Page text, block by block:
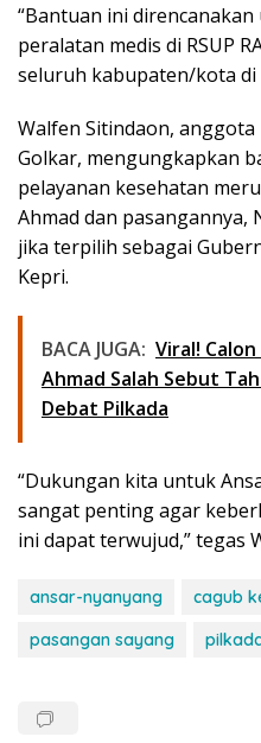
“Bantuan ini
peralatan medis di RSUP
seluruh kabupaten/kota di
Walfen Sitindaon, anggota
Golkar, mengungkapkan
pelayanan kesehatan
Ahmad dan pasangannya,
jika terpilih sebagai
Kepri.
BACA JUGA: Viral!
Ahmad Salah Sebut
Debat Pilkada
“Dukungan kita untuk
sangat penting agar
ini dapat terwujud,” tegas
ansar-nyanyang
cagub
pasangan sayang